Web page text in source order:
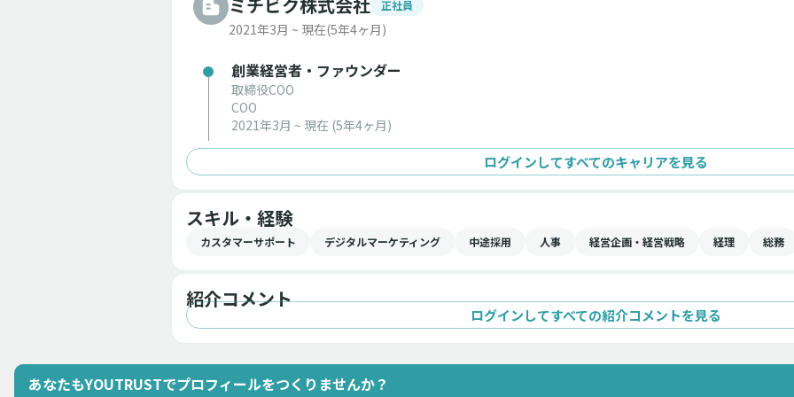
正社員
2021年3月 ~ 現在(5年4ヶ月)
創業経営者・ファウンダー
取締役COO
COO
2021年3月 ~ 現在 (5年4ヶ月)
ログインしてすべてのキャリアを見る
スキル・経験
カスタマーサポート デジタルマーケティング 中途採用 人事 経営企画・経営戦略 経理 総務
紹介コメント
ログインしてすべての紹介コメントを見る
あなたもYOUTRUSTでプロフィールをつくりませんか？